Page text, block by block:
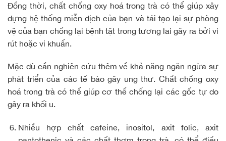
Đồng thời, chất chống oxy hoá trong trà có thể giúp xây
dựng hệ thống miễn dịch của bạn và tái tạo lại sự phòng
vệ của bạn chống lại bệnh tật trong tương lai gây ra bởi vi
rút hoặc vi khuẩn.
Mặc dù cần nghiên cứu thêm về khả năng ngăn ngừa sự
phát triển của các tế bào gây ung thư. Chất chống oxy
hoá trong trà có thể giúp cơ thể chống lại các gốc tự do
gây ra khối u.
Nhiều hợp chất cafeine, inositol, axit folic, axit